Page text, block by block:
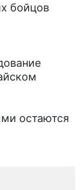
бойцов
остаются